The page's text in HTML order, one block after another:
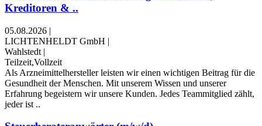
Kreditoren & ..
05.08.2026 |
LICHTENHELDT GmbH |
Wahlstedt |
Teilzeit,Vollzeit
Als Arzneimittelhersteller leisten wir einen wichtigen Beitrag für die
Gesundheit der Menschen. Mit unserem Wissen und unserer
Erfahrung begeistern wir unsere Kunden. Jedes Teammitglied zählt,
jeder ist ..